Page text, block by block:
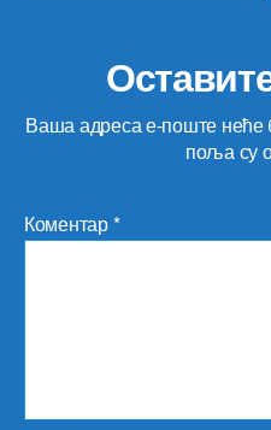
Ваша адреса е-поште неће
поља су
Коментар*